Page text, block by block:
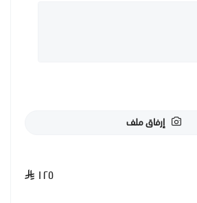
إرفاق ملف
١٢٥